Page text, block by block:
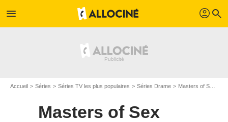
menu profil search
Accueil Séries Séries TV les plus populaires Séries Drame Masters of Sex
Masters of Sex